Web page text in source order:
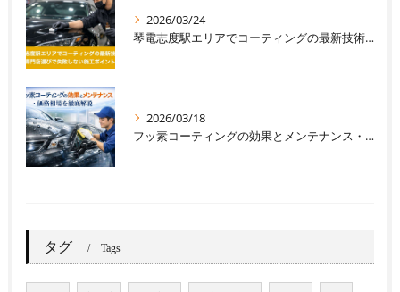
2026/03/24
琴電志度駅エリアでコーティングの最新技術と専門店選びで失敗しない施工ポイント
2026/03/18
フッ素コーティングの効果とメンテナンス・価格相場を徹底解説
タグ Tags